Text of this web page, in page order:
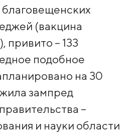
(вакцина
привито – 133
подобное
на 30
зампред
–
и науки области